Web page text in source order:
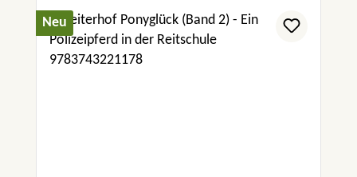
Neu